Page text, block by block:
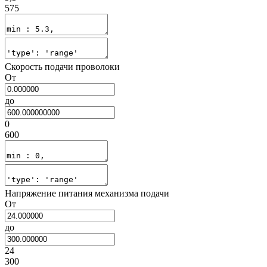
575
Скорость подачи проволоки
От
до
0
600
Напряжение питания механизма подачи
От
до
24
300